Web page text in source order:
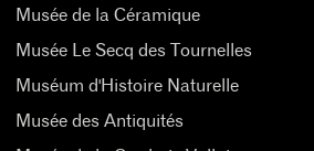
Musée de la Céramique
Musée Le Secq des Tournelles
Muséum d'Histoire Naturelle
Musée des Antiquités